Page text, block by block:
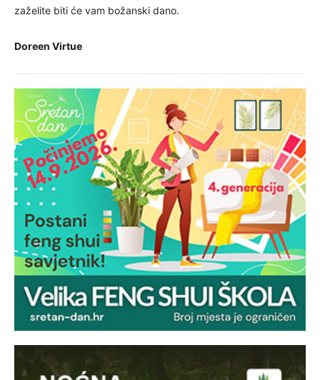
zaželite biti će vam božanski dano.
Doreen Virtue